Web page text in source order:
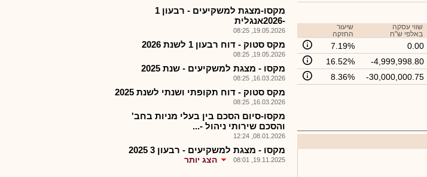
שווי עסקה
באלפי ש"ח
שיעור
החזקה
0.00
7.19%
-4,999,998.80
16.52%
-30,000,000.75
8.36%
מקסו-מצגת למשקיעים - רבעון 1
-2026אנגלית
19.05.2026, 08:25
מקס סטוק - דוח רבעון 1 לשנת 2026
19.05.2026, 08:25
מקסו - מצגת למשקיעים - שנת 2025
16.03.2026, 08:25
מקס סטוק - דוח תקופתי ושנתי לשנת 2025
16.03.2026, 08:25
מקסו-סיום הסכם בין בעלי מניות בחב'
והסכם שירותי ניהול -...
08.01.2026, 12:24
מקסו - מצגת למשקיעים - רבעון 3 2025
19.11.2025, 08:01 הצג יותר